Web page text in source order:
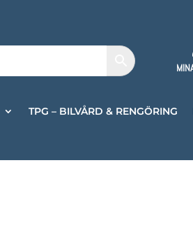
TPG – BILVÅRD & RENGÖRING